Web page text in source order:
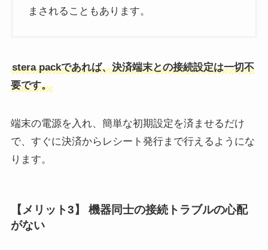
まされることもあります。
stera packであれば、決済端末との接続設定は一切不
要です。
端末の電源を入れ、簡単な初期設定を済ませるだけ
で、すぐに決済からレシート発行まで行えるようにな
ります。
【メリット3】 機器同士の接続トラブルの心配
がない